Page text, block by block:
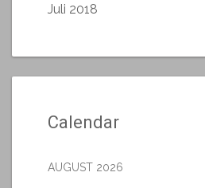
Juli 2018
Calendar
AUGUST 2026